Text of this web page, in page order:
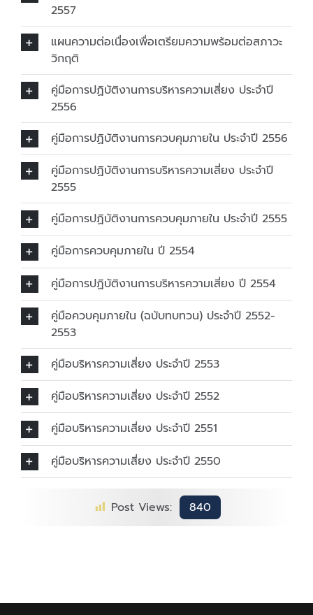
2557
แผนความต่อเนื่องเพื่อเตรียมความพร้อมต่อสภาวะ
วิกฤติ
คู่มือการปฏิบัติงานการบริหารความเสี่ยง ประจำปี
2556
คู่มือการปฏิบัติงานการควบคุมภายใน ประจำปี 2556
คู่มือการปฏิบัติงานการบริหารความเสี่ยง ประจำปี
2555
คู่มือการปฏิบัติงานการควบคุมภายใน ประจำปี 2555
คู่มือการควบคุมภายใน ปี 2554
คู่มือการปฏิบัติงานการบริหารความเสี่ยง ปี 2554
คู่มือควบคุมภายใน (ฉบับทบทวน) ประจำปี 2552-
2553
คู่มือบริหารความเสี่ยง ประจำปี 2553
คู่มือบริหารความเสี่ยง ประจำปี 2552
คู่มือบริหารความเสี่ยง ประจำปี 2551
คู่มือบริหารความเสี่ยง ประจำปี 2550
Post Views: 840